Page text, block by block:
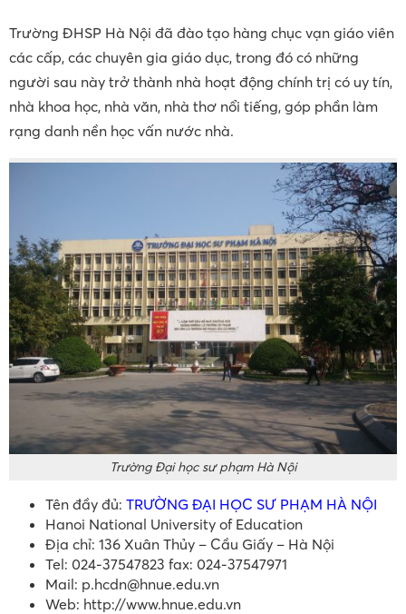
Trường ĐHSP Hà Nội đã đào tạo hàng chục vạn giáo viên
các cấp, các chuyên gia giáo dục, trong đó có những
người sau này trở thành nhà hoạt động chính trị có uy tín,
nhà khoa học, nhà văn, nhà thơ nổi tiếng, góp phần làm
rạng danh nền học vấn nước nhà.
Trường Đại học sư phạm Hà Nội
Tên đầy đủ: TRƯỜNG ĐẠI HỌC SƯ PHẠM HÀ NỘI
Hanoi National University of Education
Địa chỉ: 136 Xuân Thủy – Cầu Giấy – Hà Nội
Tel: 024-37547823 fax: 024-37547971
Mail: p.hcdn@hnue.edu.vn
Web: http://www.hnue.edu.vn